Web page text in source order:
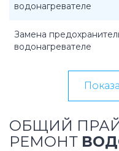
водонагревателе
Замена
водонагревателе
ОБЩИЙ
РЕМОНТ